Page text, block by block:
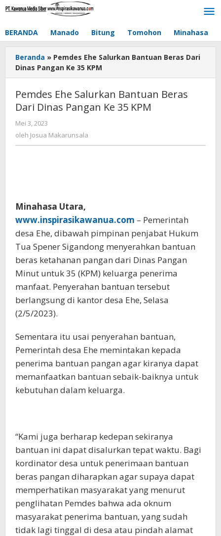
Lewati
BERANDA Manado Bitung Tomohon Minahasa
Beranda » Pemdes Ehe Salurkan Bantuan Beras Dari
Dinas Pangan Ke 35 KPM
Pemdes Ehe Salurkan Bantuan Beras
Dari Dinas Pangan Ke 35 KPM
Mei 3, 2023
Josua
oleh Josua Makarunsala
Minahasa Utara,
www.inspirasikawanua.com – Pemerintah
desa Ehe, dibawah pimpinan penjabat Hukum
Tua Spener Sigandong menyerahkan bantuan
beras ketahanan pangan dari Dinas Pangan
Minut untuk 35 (KPM) keluarga penerima
manfaat. Penyerahan bantuan tersebut
berlangsung di kantor desa Ehe, Selasa
(2/5/2023).
Sementara itu usai penyerahan bantuan,
Pemerintah desa Ehe memintakan kepada
penerima bantuan pangan agar kiranya dapat
memanfaatkan bantuan sebaik-baiknya untuk
kebutuhan dalam keluarga.
“Kami juga berharap kedepan sekiranya
bantuan ini dapat disalurkan tepat waktu. Bagi
kordinator desa untuk penerimaan bantuan
beras pangan diharapkan agar supaya dapat
memperhatikan masyarakat yang menurut
penglihatan Pemdes bahwa ada oknum
masyarakat penerima bantuan, yang sudah
tidak lagi tinggal di desa atau pindah alamat